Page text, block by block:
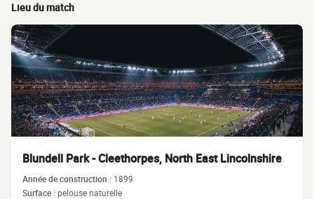
Lieu du match
Blundell Park - Cleethorpes, North East Lincolnshire
Année de construction : 1899
Surface :pelouse naturelle